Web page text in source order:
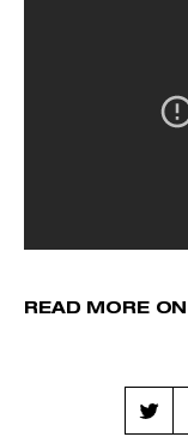
READ MORE ON